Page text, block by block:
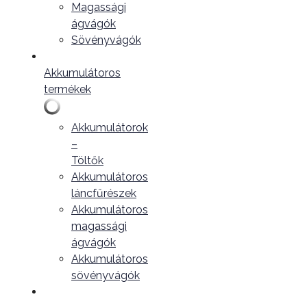
Magassági
ágvágók
Sövényvágók
Akkumulátoros
termékek
Akkumulátorok
–
Töltők
Akkumulátoros
láncfűrészek
Akkumulátoros
magassági
ágvágók
Akkumulátoros
sövényvágók